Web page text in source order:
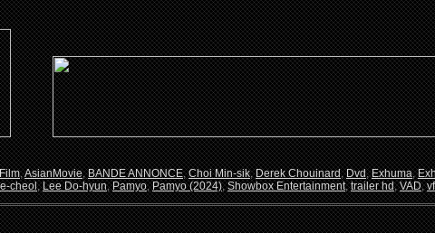
,AsianMovie,BANDE ANNONCE,Choi Min-sik,Derek Chouinard,Dvd,Exhuma,
cheol,Lee Do-hyun,Pamyo,Pamyo (2024),Showbox Entertainment,trailer hd,VAD,vf